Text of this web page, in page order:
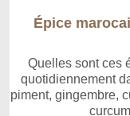
Épice
Quelles sont ces
quotidiennement
piment, gingembre,